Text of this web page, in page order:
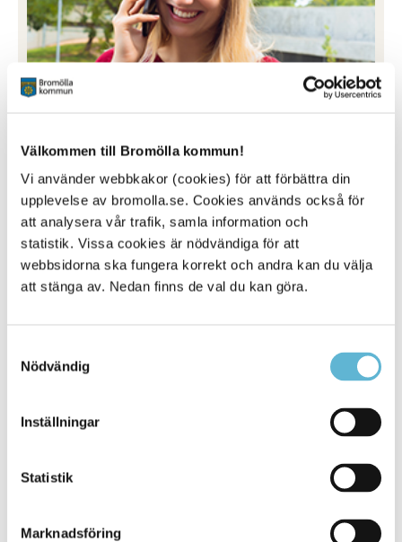
Välkommen till Bromölla kommun!
Vi använder webbkakor (cookies) för att förbättra din
upplevelse av bromolla.se. Cookies används också för
att analysera vår trafik, samla information och
statistik. Vissa cookies är nödvändiga för att
webbsidorna ska fungera korrekt och andra kan du välja
att stänga av. Nedan finns de val du kan göra.
Nödvändig
Inställningar
Statistik
Marknadsföring
Sök din politiker
styrelse.Sök politiker